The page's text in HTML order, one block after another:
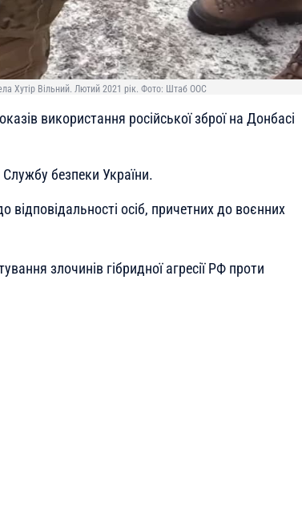
Хутір Вільний. Лютий 2021 рік. Фото: Штаб ООС
використання російської зброї на Донбасі
Службу безпеки України.
відповідальності осіб, причетних до воєнних
злочинів гібридної агресії РФ проти